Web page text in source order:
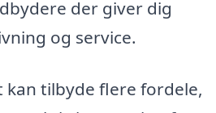
der giver dig
og service.
kan tilbyde flere fordele,